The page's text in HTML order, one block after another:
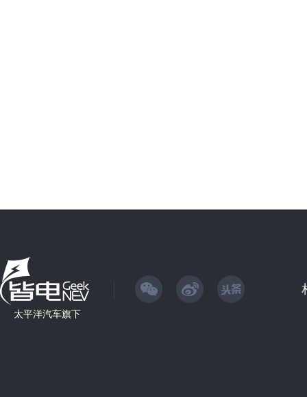
太平洋汽车旗下